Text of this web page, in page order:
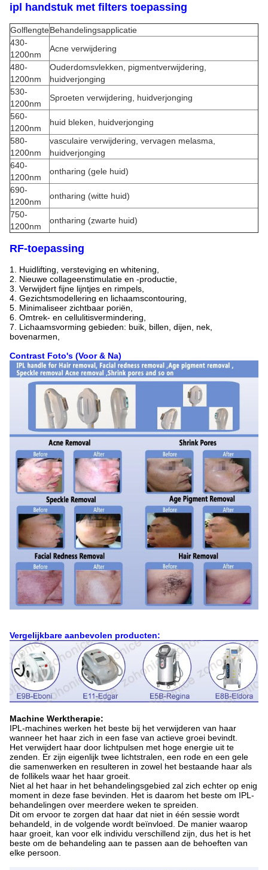
ipl handstuk met filters toepassing
GolflengteBehandelingsapplicatie
430-
1200nm
Acne verwijdering
480-
1200nm
Ouderdomsvlekken, pigmentverwijdering,
huidverjonging
530-
1200nm
Sproeten verwijdering, huidverjonging
560-
1200nm
huid bleken, huidverjonging
580-
1200nm
vasculaire verwijdering, vervagen melasma,
huidverjonging
640-
1200nm
ontharing (gele huid)
690-
1200nm
ontharing (witte huid)
750-
1200nm
ontharing (zwarte huid)
RF-toepassing
1. Huidlifting, versteviging en whitening,
2. Nieuwe collageenstimulatie en -productie,
3. Verwijdert fijne lijntjes en rimpels,
4. Gezichtsmodellering en lichaamscontouring,
5. Minimaliseer zichtbaar poriën,
6. Omtrek- en cellulitisvermindering,
7. Lichaamsvorming gebieden: buik, billen, dijen, nek,
bovenarmen,
Contrast Foto's (Voor & Na)
Vergelijkbare aanbevolen producten:
Machine Werktherapie:
IPL-machines werken het beste bij het verwijderen van haar
wanneer het haar zich in een fase van actieve groei bevindt.
Het verwijdert haar door lichtpulsen met hoge energie uit te
zenden. Er zijn eigenlijk twee lichtstralen, een rode en een gele
die samenwerken en resulteren in zowel het bestaande haar als
de follikels waar het haar groeit.
Niet al het haar in het behandelingsgebied zal zich echter op enig
moment in deze fase bevinden. Het is daarom het beste om IPL-
behandelingen over meerdere weken te spreiden.
Dit om ervoor te zorgen dat haar dat niet in één sessie wordt
behandeld, in de volgende wordt beïnvloed. De manier waarop
haar groeit, kan voor elk individu verschillend zijn, dus het is het
beste om de behandeling aan te passen aan de behoeften van
elke persoon.